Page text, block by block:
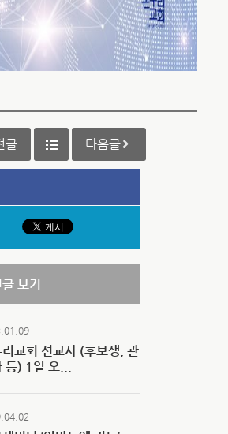
글 다음글
보기
교회 선교사 (후보생, 관
등) 1일 오...